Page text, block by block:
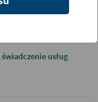
usług